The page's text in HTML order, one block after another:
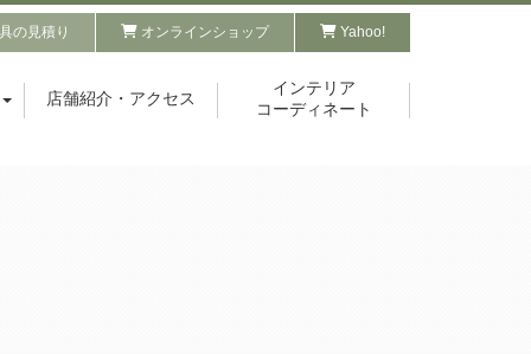
の見積り オンラインショップ Yahoo!
店舗紹介・アクセス
インテリア
コーディネート